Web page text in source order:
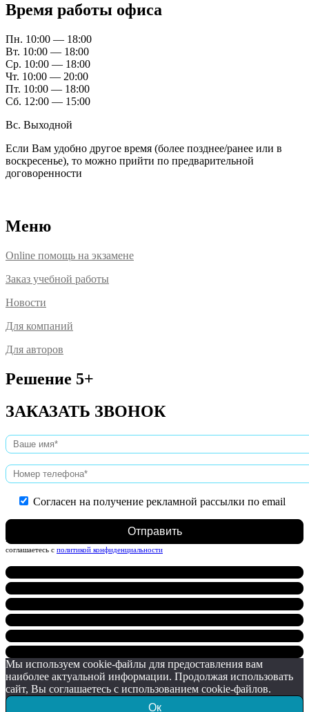
Время работы офиса
Пн. 10:00 — 18:00
Вт. 10:00 — 18:00
Ср. 10:00 — 18:00
Чт. 10:00 — 20:00
Пт. 10:00 — 18:00
Сб. 12:00 — 15:00
Вс. Выходной
Если Вам удобно другое время (более позднее/ранее или в
воскресенье), то можно прийти по предварительной
договоренности
Меню
Online помощь на экзамене
Заказ учебной работы
Новости
Для компаний
Для авторов
Решение 5+
ЗАКАЗАТЬ ЗВОНОК
Согласен на получение рекламной рассылки по email
Нажимая на кнопку, вы даете согласие на обработку персональных данных и
соглашаетесь c политикой конфиденциальности
Мы используем cookie-файлы для предоставления вам
наиболее актуальной информации. Продолжая использовать
сайт, Вы соглашаетесь с использованием cookie-файлов.
Ок